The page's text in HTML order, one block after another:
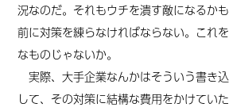
況なのだ。それもウチを潰す敵になるか
前に対策を練らなければならない。これ
なものじゃないか。
実際、大手企業なんかはそういう書き
して、その対策に結構な費用をかけてい